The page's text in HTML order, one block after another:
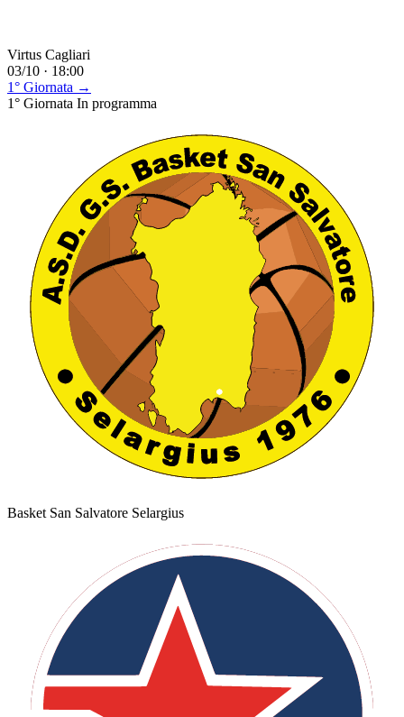
Virtus Cagliari
03/10 · 18:00
1° Giornata →
1° Giornata In programma
Basket San Salvatore Selargius